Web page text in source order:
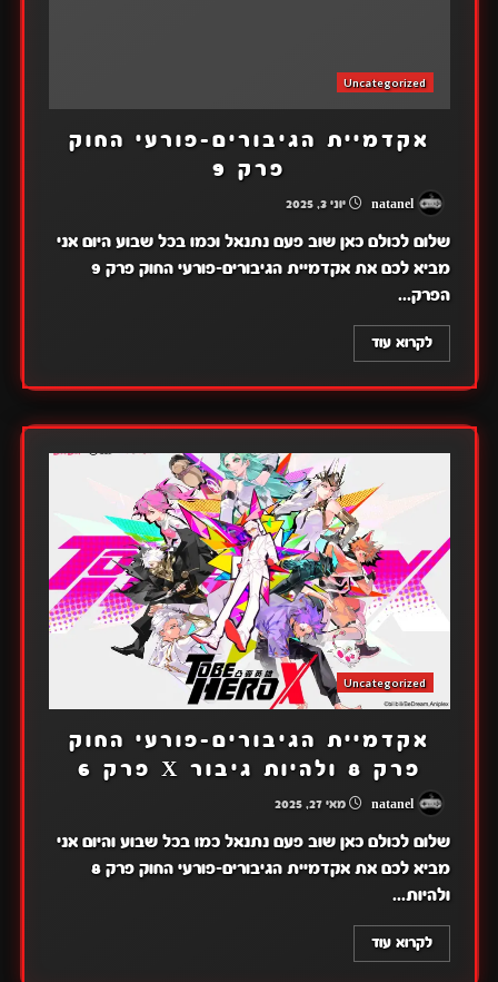
Uncategorized
אקדמיית הגיבורים-פורעי החוק
פרק 9
יוני 3, 2025
שלום לכולם כאן שוב פעם נתנאל וכמו בכל שבוע היום אני
מביא לכם את אקדמיית הגיבורים-פורעי החוק פרק 9
הפרק...
לקרוא עוד
Uncategorized
אקדמיית הגיבורים-פורעי החוק
פרק 8 ולהיות גיבור X פרק 6
מאי 27, 2025
שלום לכולם כאן שוב פעם נתנאל כמו בכל שבוע והיום אני
מביא לכם את אקדמיית הגיבורים-פורעי החוק פרק 8
ולהיות...
לקרוא עוד